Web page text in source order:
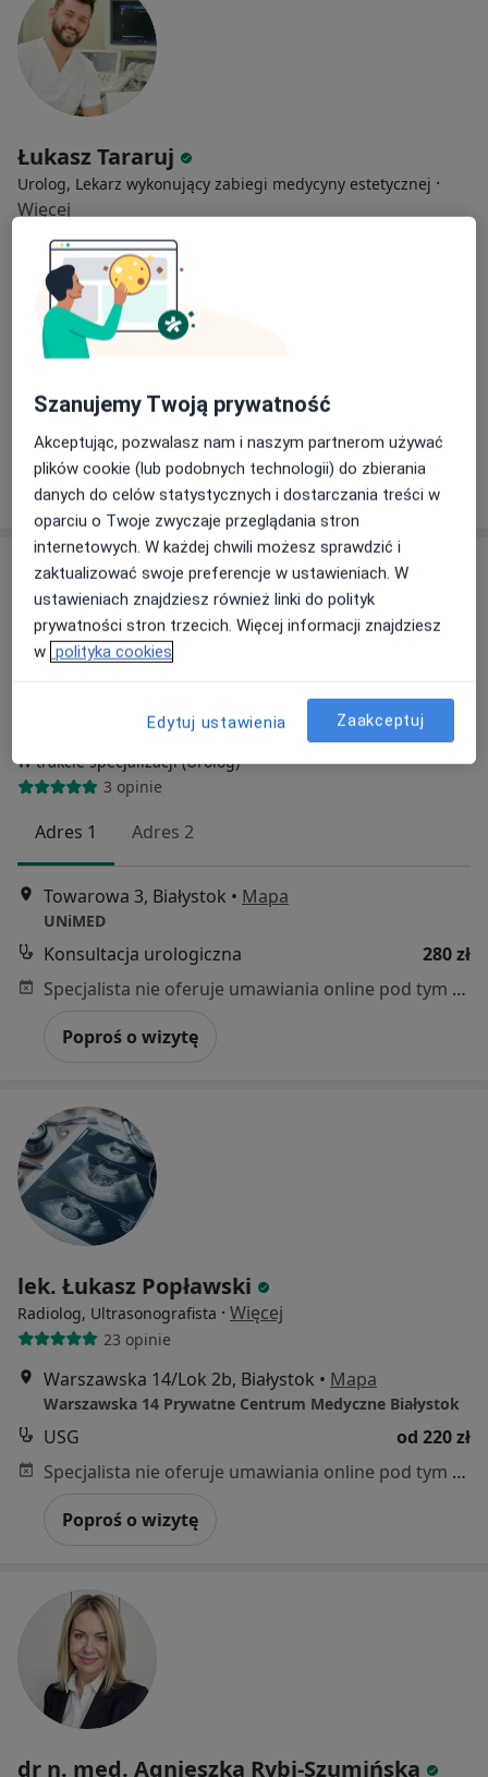
Łukasz Tararuj
Urolog, Lekarz wykonujący zabiegi medycyny estetycznej ·
Więcej
649 opinii
Adres 1 Adres 2
Wesoła 36/4 lok. 17, Białystok
Konsultacja urologiczna
Poproś o wizytę
lek. Przemysław Kurowski
W trakcie specjalizacji (Urolog)
3 opinie
Adres 1 Adres 2
Towarowa 3, Białystok • Mapa
UNiMED
Konsultacja urologiczna
280 zł
Specjalista nie oferuje umawiania online pod tym adresem.
Poproś o wizytę
lek. Łukasz Popławski
Radiolog, Ultrasonografista · Więcej
23 opinie
Warszawska 14/Lok 2b, Białystok • Mapa
Warszawska 14 Prywatne Centrum Medyczne Białystok
USG
od 220 zł
Specjalista nie oferuje umawiania online pod tym adresem.
Poproś o wizytę
dr n. med. Agnieszka Rybi-Szumińska
Szanujemy Twoją prywatność
Akceptując, pozwalasz nam i naszym partnerom używać
plików cookie (lub podobnych technologii) do zbierania
danych do celów statystycznych i dostarczania treści w
oparciu o Twoje zwyczaje przeglądania stron
internetowych. W każdej chwili możesz sprawdzić i
zaktualizować swoje preferencje w ustawieniach. W
ustawieniach znajdziesz również linki do polityk
prywatności stron trzecich. Więcej informacji znajdziesz
w polityka cookies
Edytuj ustawienia Zaakceptuj